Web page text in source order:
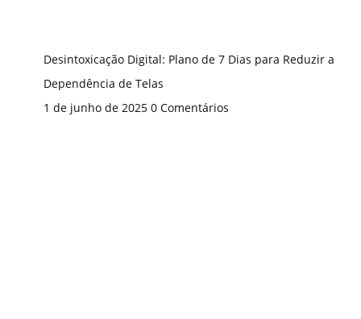
Desintoxicação Digital: Plano de 7 Dias para Reduzir a
Dependência de Telas
1 de junho de 2025 0 Comentários